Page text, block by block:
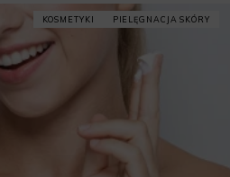
KOSMETYKI PIELĘGNACJA SKÓRY